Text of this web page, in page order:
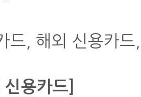
드, 해외 신용카
신용카드]